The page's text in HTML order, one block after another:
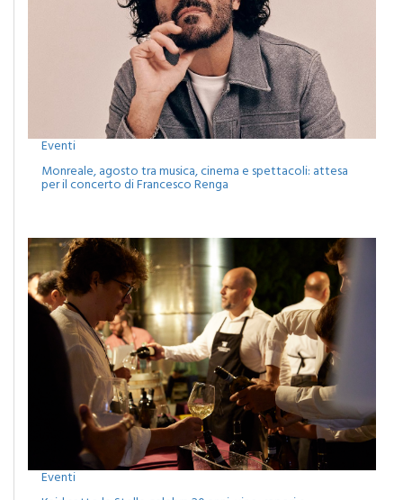
Monreale, agosto tra musica, cinema e spettacoli: attesa
per il concerto di Francesco Renga
Kaid sotto le Stelle celebra 20 anni: vino, sapori e
spettacoli nella cantina Alessandro di Camporeale